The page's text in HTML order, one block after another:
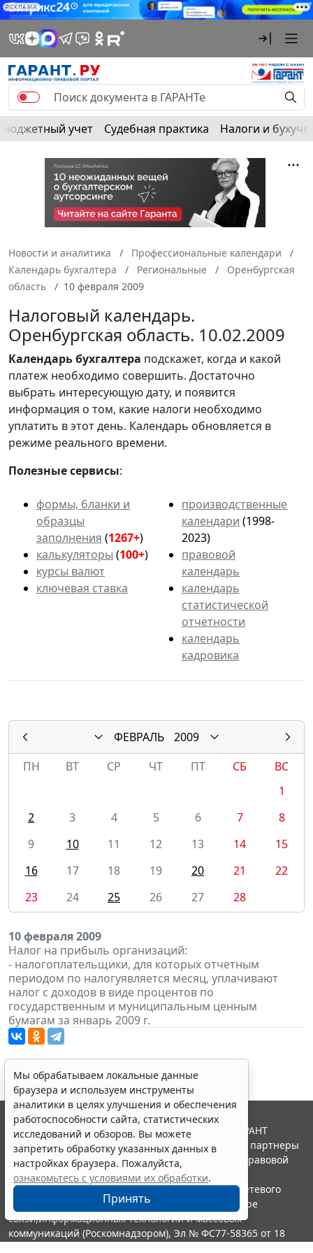
РЕКЛАМА
Бюджетный учет Судебная практика Налоги и
Новости и аналитика
Профессиональные календари
Календарь бухгалтера
Региональные
Оренбургская
область
10 февраля 2009
Налоговый календарь.
Оренбургская область. 10.02.2009
Календарьбухгалтера подскажет, когда и какой
платеж необходимо совершить. Достаточно
выбрать интересующую дату, и появится
информация о том, какие налоги необходимо
уплатить в этот день. Календарь обновляется в
режиме реального времени.
Полезные сервисы:
формы, бланки и
образцы
заполнения (1267+)
калькуляторы (100+)
курсы валют
ключевая ставка
производственные
календари (1998-
2023)
правовой
календарь
календарь
статистической
отчетности
календарь
кадровика
ФЕВРАЛЬ
2009
ПН
ВТ СР ЧТ ПТ СБ
ВС
1
2
3 4 5 6 7
8
9
10 11 12 13 14
15
16
17 18 19 20 21
22
23
24 25 26 27 28
10 февраля 2009
Налог на прибыль организаций:
- налогоплательщики, для которых отчетным
периодом по налогуявляется месяц, уплачивают
налог с доходов в виде процентов по
государственным и муниципальным ценным
бумагам за январь 2009 г.
Мы обрабатываем локальные данные
браузера и используем инструменты
аналитики в целях улучшения и обеспечения
работоспособности сайта, статистических
исследований и обзоров. Вы можете
запретить обработку указанных данных в
настройках браузера. Пожалуйста,
ознакомьтесь с условиями их обработки.
Принять
© ООО "НПП "ГАРАНТ-СЕРВИС", 2026. Система ГАРАНТ
выпускается с 1990 года. Компания "Гарант" и ее партнеры
являются участниками Российской ассоциации правовой
информации ГАРАНТ.
Портал ГАРАНТ.РУ зарегистрирован в качестве сетевого
издания Федеральной службой по надзору в сфере
связи,информационных технологий и массовых
коммуникаций (Роскомнадзором), Эл № ФС77-58365 от 18